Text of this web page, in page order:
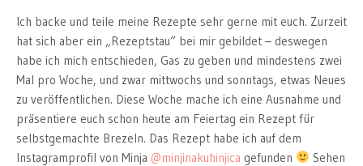
Ich backe und teile meine Rezepte sehr gerne mit euch. Zurzeit
hat sich aber ein „Rezeptstau“ bei mir gebildet – deswegen
habe ich mich entschieden, Gas zu geben und mindestens zwei
Mal pro Woche, und zwar mittwochs und sonntags, etwas Neues
zu veröffentlichen. Diese Woche mache ich eine Ausnahme und
präsentiere euch schon heute am Feiertag ein Rezept für
selbstgemachte Brezeln. Das Rezept habe ich auf dem
Instagramprofil von Minja @minjinakuhinjica gefunden
Sehen